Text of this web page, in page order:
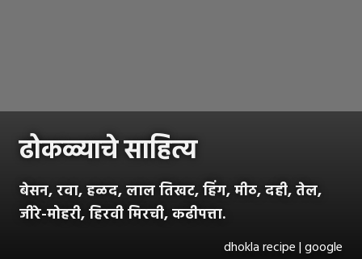
ढोकळ्याचे साहित्य
बेसन, रवा, हळद, लाल तिखट, हिंग, मीठ, दही, तेल,
जीरे-मोहरी, हिरवी मिरची, कढीपत्ता.
dhokla recipe | google